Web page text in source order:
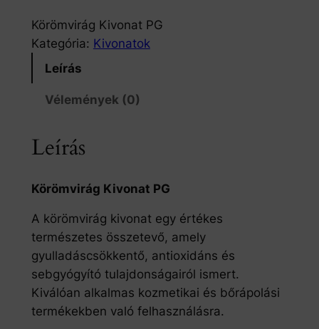
Körömvirág Kivonat PG
Kategória: Kivonatok
Leírás
Vélemények (0)
Leírás
Körömvirág Kivonat PG
A körömvirág kivonat egy értékes
természetes összetevő, amely
gyulladáscsökkentő, antioxidáns és
sebgyógyító tulajdonságairól ismert.
Kiválóan alkalmas kozmetikai és bőrápolási
termékekben való felhasználásra.